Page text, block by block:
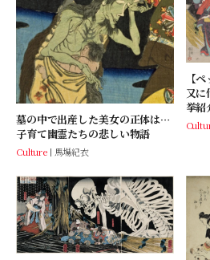
墓の中で出産した美女の正体は…
子育て幽霊たちの悲しい物語
Culture 馬場紀衣
【
又に
挙紹